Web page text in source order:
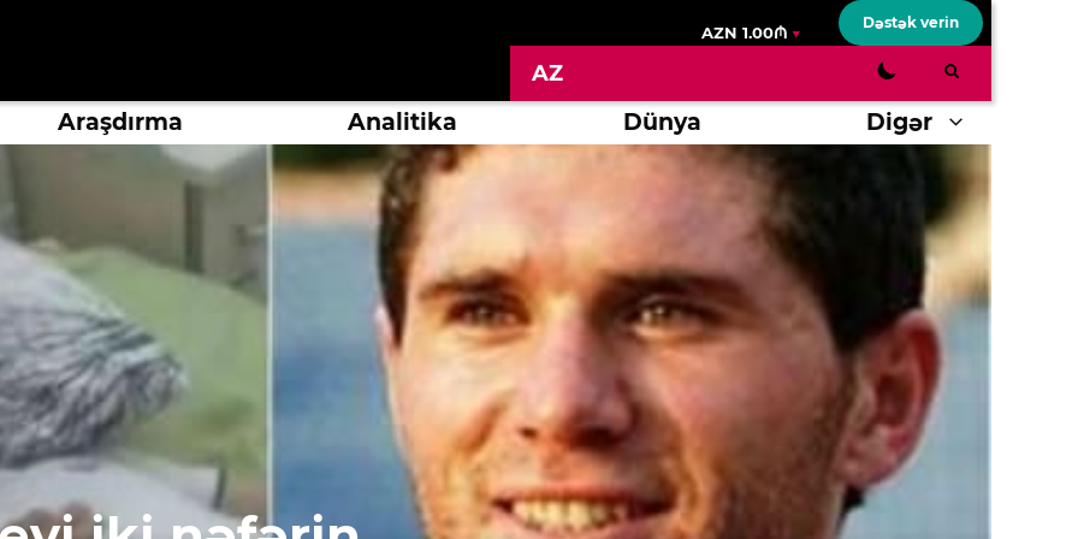
AZN 1.00₼
Dəstək verin
AZ
Araşdırma Analitika Dünya Digər